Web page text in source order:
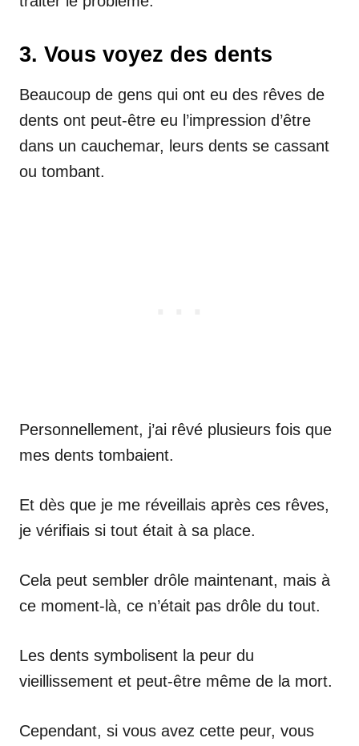
3. Vous voyez des dents
Beaucoup de gens qui ont eu des rêves de
dents ont peut-être eu l’impression d’être
dans un cauchemar, leurs dents se cassant
ou tombant.
Personnellement, j’ai rêvé plusieurs fois que
mes dents tombaient.
Et dès que je me réveillais après ces rêves,
je vérifiais si tout était à sa place.
Cela peut sembler drôle maintenant, mais à
ce moment-là, ce n’était pas drôle du tout.
Les dents symbolisent la peur du
vieillissement et peut-être même de la mort.
Cependant, si vous avez cette peur, vous